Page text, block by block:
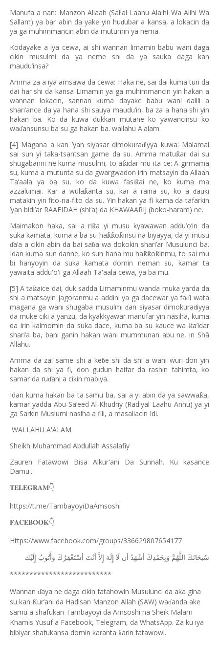
Manufa a nan: Manzon Allaah (Sallal Laahu Alaihi Wa Alihi Wa
Sallam) ya bar abin da yake yin huɗubar a kansa, a lokacin da
ya ga muhimmancin abin da mutumin ya nema.
Kodayake a iya cewa, ai shi wannan limamin babu wani daga
cikin musulmi da ya neme shi da ya sauka daga kan
maudu’insa?
Amma za a iya amsawa da cewa: Haka ne, sai dai kuma tun da
dai har shi da kansa Limamin ya ga muhimmancin yin hakan a
wannan lokacin, sannan kuma dayake babu wani dalili a
shari’ance da ya hana shi sauya maudu’in, ba za a hana shi yin
hakan ba. Ko da kuwa dukkan mutane ko yawancinsu ko
waɗansunsu ba su ga hakan ba. wallahu A'alam.
[4] Magana a kan ’yan siyasar dimokuraɗiyya kuwa: Malamai
sai sun yi taka-tsantsan game da su. Amma matuƙar dai su
shugabanni ne kuma musulmi, to aƙidar mu ita ce: A girmama
su, kuma a mutunta su da gwargwadon irin matsayin da Allaah
Ta’aala ya ba su, ko da kuwa fasiƙai ne, ko kuma ma
azzalumai. Kar a wulaƙanta su, kar a raina su, ko a ɗauki
matakin yin fito-na-fito da su. Yin hakan ya fi kama da tafarkin
’yan bidi’ar RAAFIDAH (shi’a) da KHAWAARIJ (boko-haram) ne.
Maimakon haka, sai a riƙa yi musu kyawawan addu’o’in da
suka kamata, kuma a ba su haƙƙoƙinsu na biyayya, da yi musu
ɗa’a a cikin abin da bai saɓa wa dokokin shari’ar Musulunci ba.
Idan kuma sun danne, ko sun hana mu haƙƙoƙinmu, to sai mu
bi hanyoyin da suka kamata domin neman su, kamar ta
yawaita addu'o'i ga Allaah Ta'aala cewa, ya ba mu.
[5] A taƙaice dai, duk sadda Limaminmu wanda muka yarda da
shi a matsayin jagoranmu a addini ya ga dacewar ya faɗi wata
magana ga wani shugaba musulmiɗan siyasar dimokuraɗiyya
da muke ciki a yanzu, da kyakkyawar manufar yin nasiha, kuma
da irin kalmomin da suka dace, kuma ba su kauce wa ƙa’idar
shari’a ba, bani ganin hakan wani mummunan abu ne, in Shã
Allãhu.
Amma da zai same shi a keɓe shi da shi a wani wuri don yin
hakan da shi ya fi, don gudun haifar da rashin fahimta, ko
samar da ruɗani a cikin mabiya.
Idan kuma hakan ba ta samu ba, sai a yi abin da ya sawwaƙa,
kamar yadda Abu-Sa’eed Al-Khudriy (Radiyal Laahu Anhu) ya yi
ga Sarkin Muslumi nasiha a fili, a masallacin Idi.
WALLAHU A'ALAM
Sheikh Muhammad Abdullah Assalafiy
Zauren Fatawowi Bisa Alkur'ani Da Sunnah. Ku kasance
Damu...
𝐓𝐄𝐋𝐄𝐆𝐑𝐀𝐌👇
https://t.me/TambayoyiDaAmsoshi
𝐅𝐀𝐂𝐄𝐁𝐎𝐎𝐊👇
Https://www.facebook.com/groups/336629807654177
ﺳُﺒﺤَﺎﻧَﻚَ ﺍﻟﻠَّﻬُﻢَّ ﻭَﺑِﺤَﻤْﺪِﻙَ ﺃﺷْﻬَﺪُ ﺃﻥ ﻟَﺎ ﺇِﻟَﻪَ ﺇِﻻَّ ﺃﻧْﺖَ ﺃﺳْﺘَﻐْﻔِﺮُﻙَ ﻭﺃَﺗُﻮﺏُ ﺇِﻟَﻴْﻚ
**************************
Wannan ɗaya ne daga cikin fatahowin Musulunci da aka gina
su kan Ƙur’ani da Hadisan Manzon Allah (SAW) waɗanda ake
samu a shafukan Tambayoyi da Amsoshi na Sheik Malam
Khamis Yusuf a Facebook, Telegram, da WhatsApp. Za ku iya
bibiyar shafukansa domin karanta ƙarin fatawowi.